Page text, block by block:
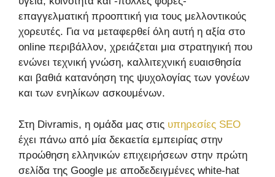
επαγγελματική προοπτική για τους μελλοντικούς
χορευτές. Για να μεταφερθεί όλη αυτή η αξία στο
online περιβάλλον, χρειάζεται μια στρατηγική που
ενώνει τεχνική γνώση, καλλιτεχνική ευαισθησία
και βαθιά κατανόηση της ψυχολογίας των γονέων
και των ενηλίκων ασκουμένων.
Στη Divramis, η ομάδα μας στις υπηρεσίες SEO
έχει πάνω από μία δεκαετία εμπειρίας στην
προώθηση ελληνικών επιχειρήσεων στην πρώτη
σελίδα της Google με αποδεδειγμένες white-hat